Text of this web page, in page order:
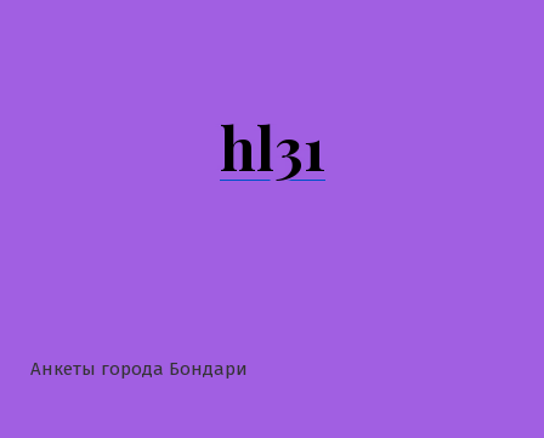
hl31
Анкеты города Бондари